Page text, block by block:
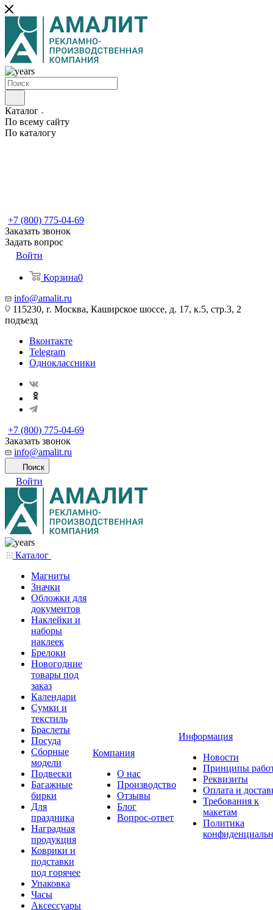
Каталог
По всему сайту
По каталогу
+7 (800) 775-04-69
Заказать звонок
Задать вопрос
Войти
Корзина0
info@amalit.ru
115230, г. Москва, Каширское шоссе, д. 17, к.5, стр.3, 2
подъезд
Вконтакте
Telegram
Одноклассники
+7 (800) 775-04-69
Заказать звонок
info@amalit.ru
Поиск
Войти
Каталог
Магниты
Значки
Обложки для
документов
Наклейки и
наборы
наклеек
Брелоки
Новогодние
товары под
заказ
Календари
Сумки и
текстиль
Браслеты
Посуда
Сборные
модели
Подвески
Багажные
бирки
Для
праздника
Наградная
продукция
Коврики и
подставки
под горячее
Упаковка
Часы
Аксессуары
Компания
О нас
Производство
Отзывы
Блог
Вопрос-ответ
Информация
Новости
Принципы
Реквизиты
Оплата и
Требования к
макетам
Политика